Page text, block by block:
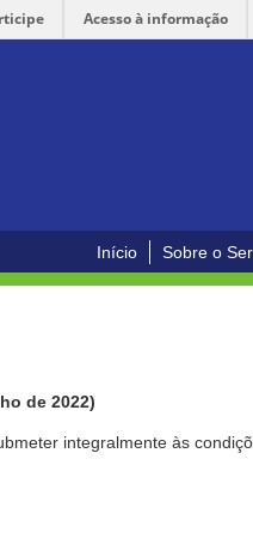
Acesso à informação
Início Sobre o
de 2022)
integralmente às